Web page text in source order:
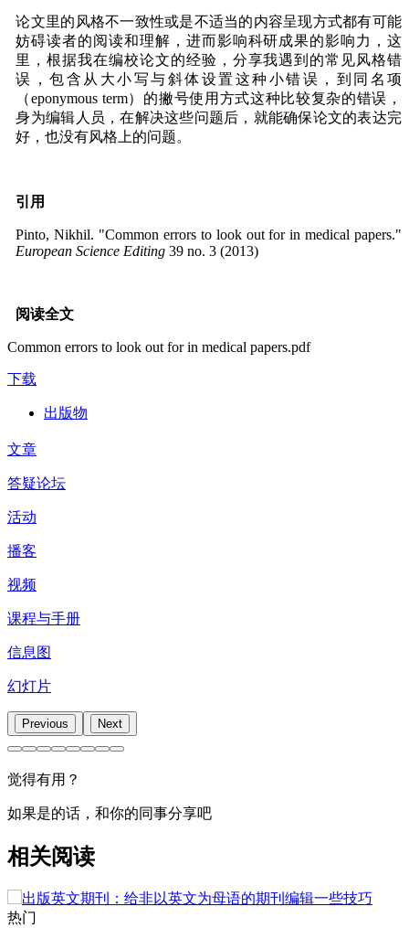
论文里的风格不一致性或是不适当的内容呈现方式都有可能
妨碍读者的阅读和理解，进而影响科研成果的影响力，这
里，根据我在编校论文的经验，分享我遇到的常见风格错
误，包含从大小写与斜体设置这种小错误，到同名项
（eponymous term）的撇号使用方式这种比较复杂的错误，
身为编辑人员，在解决这些问题后，就能确保论文的表达完
好，也没有风格上的问题。
引用
Pinto, Nikhil. "Common errors to look out for in medical papers."
European Science Editing 39 no. 3 (2013)
阅读全文
Common errors to look out for in medical papers.pdf
下载
出版物
文章
答疑论坛
活动
播客
视频
课程与手册
信息图
幻灯片
Previous Next
觉得有用？
如果是的话，和你的同事分享吧
相关阅读
热门